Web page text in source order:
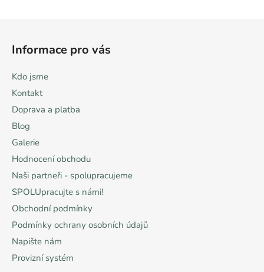
Informace pro vás
Kdo jsme
Kontakt
Doprava a platba
Blog
Galerie
Hodnocení obchodu
Naši partneři - spolupracujeme
SPOLUpracujte s námi!
Obchodní podmínky
Podmínky ochrany osobních údajů
Napište nám
Provizní systém